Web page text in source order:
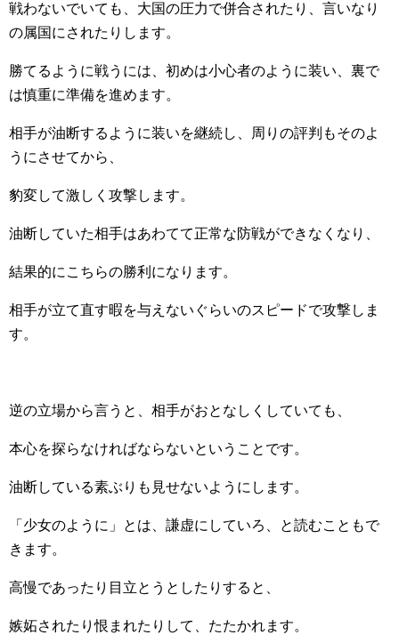
戦わないでいても、大国の圧力で併合されたり、言いなり
の属国にされたりします。
勝てるように戦うには、初めは小心者のように装い、裏で
は慎重に準備を進めます。
相手が油断するように装いを継続し、周りの評判もそのよ
うにさせてから、
豹変して激しく攻撃します。
油断していた相手はあわてて正常な防戦ができなくなり、
結果的にこちらの勝利になります。
相手が立て直す暇を与えないぐらいのスピードで攻撃しま
す。
逆の立場から言うと、相手がおとなしくしていても、
本心を探らなければならないということです。
油断している素ぶりも見せないようにします。
「少女のように」とは、謙虚にしていろ、と読むこともで
きます。
高慢であったり目立とうとしたりすると、
嫉妬されたり恨まれたりして、たたかれます。